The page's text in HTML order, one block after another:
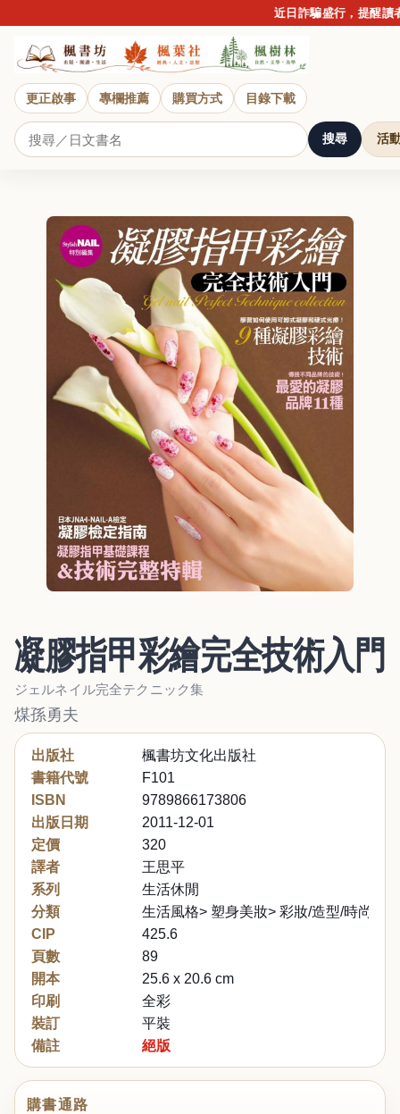
近日詐騙盛行，提醒讀者
更正啟事 專欄推薦 購買方式 目錄下載
搜尋 活
凝膠指甲彩繪完全技術入門
ジェルネイル完全テクニック集
煤孫勇夫
出版社
楓書坊文化出版社
書籍代號
F101
ISBN
9789866173806
出版日期
2011-12-01
定價
320
譯者
王思平
系列
生活休閒
分類
生活風格> 塑身美妝> 彩妝/造型/時尚>
CIP
425.6
頁數
89
開本
25.6 x 20.6 cm
印刷
全彩
裝訂
平裝
備註
絕版
購書通路